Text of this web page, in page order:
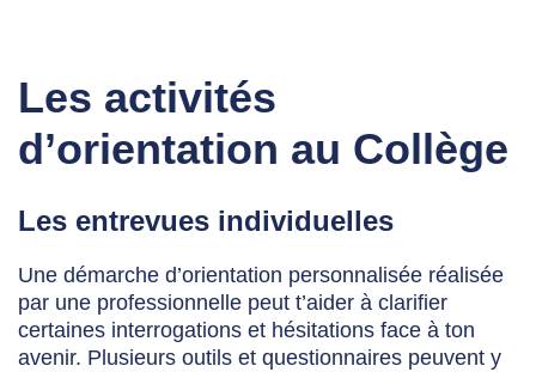
Les activités
d’orientation au Collège
Les entrevues individuelles
Une démarche d’orientation personnalisée réalisée
par une professionnelle peut t’aider à clarifier
certaines interrogations et hésitations face à ton
avenir. Plusieurs outils et questionnaires peuvent y